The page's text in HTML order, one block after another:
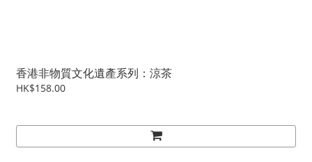
香港非物質文化遺產系列：涼茶
HK$158.00